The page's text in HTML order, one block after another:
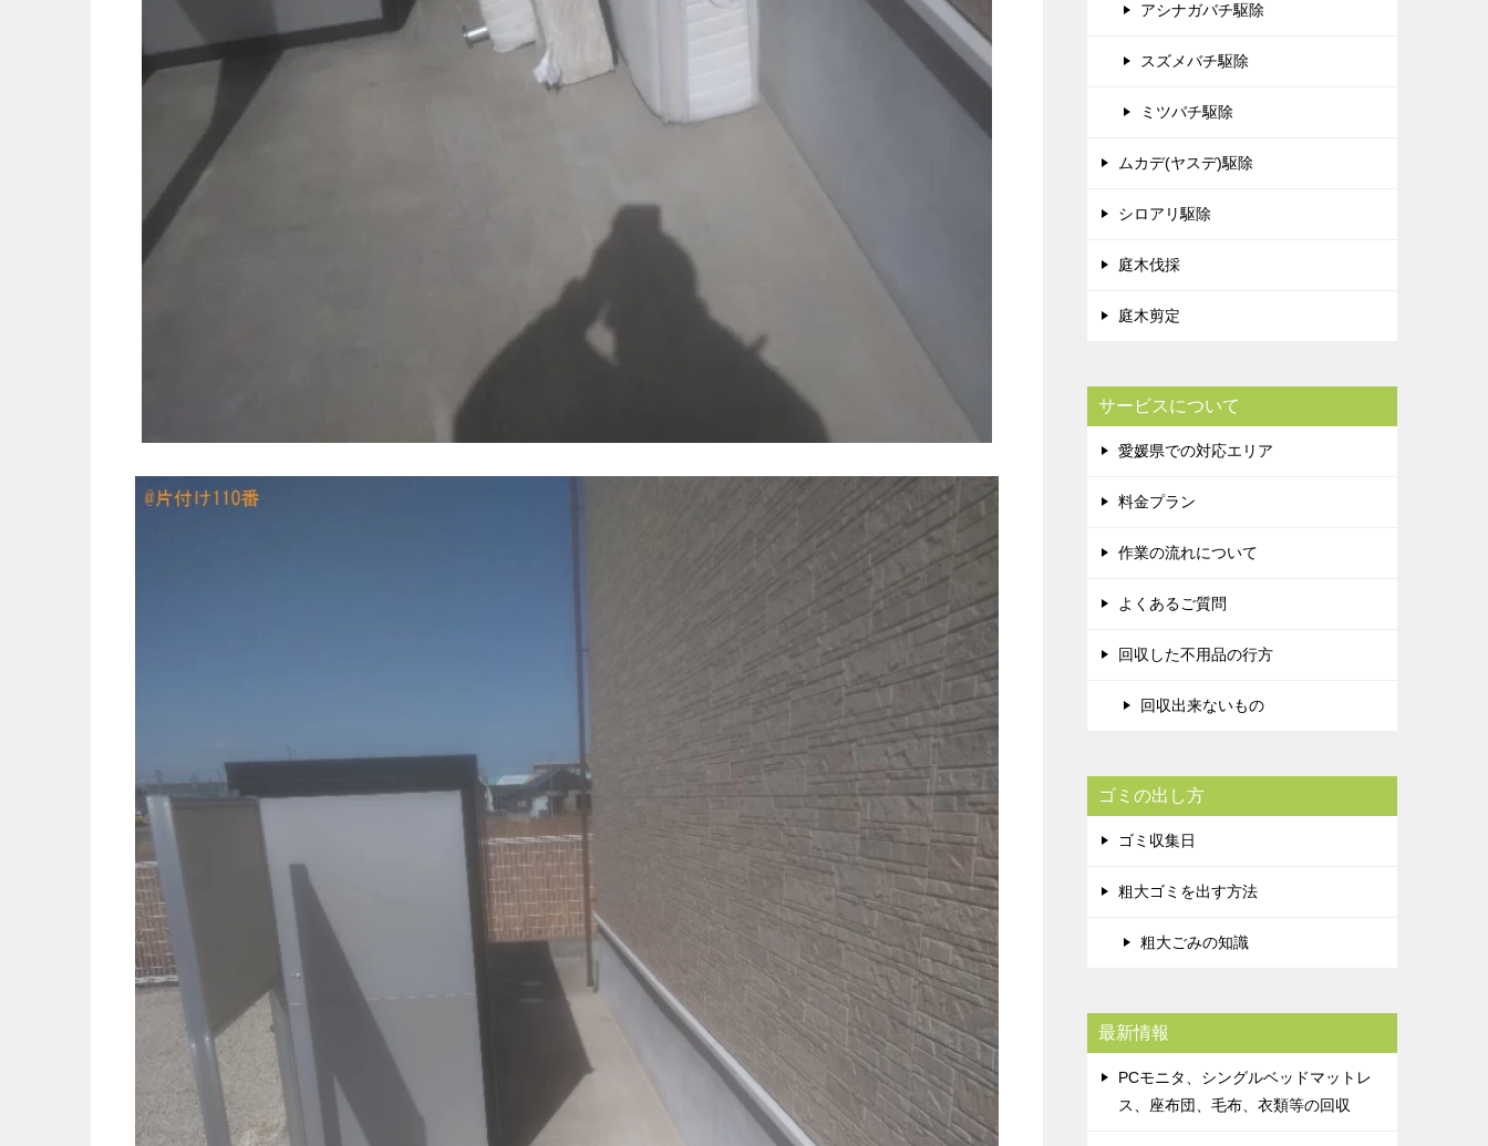
アシナガバチ駆除
スズメバチ駆除
ミツバチ駆除
ムカデ(ヤスデ)駆除
シロアリ駆除
庭木伐採
庭木剪定
サービスについて
愛媛県での対応エリア
料金プラン
作業の流れについて
よくあるご質問
回収した不用品の行方
回収出来ないもの
ゴミの出し方
ゴミ収集日
粗大ゴミを出す方法
粗大ごみの知識
最新情報
PCモニタ、シングルベッドマットレ
ス、座布団、毛布、衣類等の回収